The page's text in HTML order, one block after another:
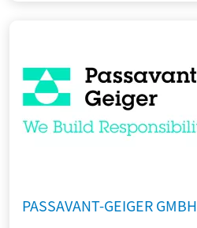
PASSAVANT-GEIGER GMBH